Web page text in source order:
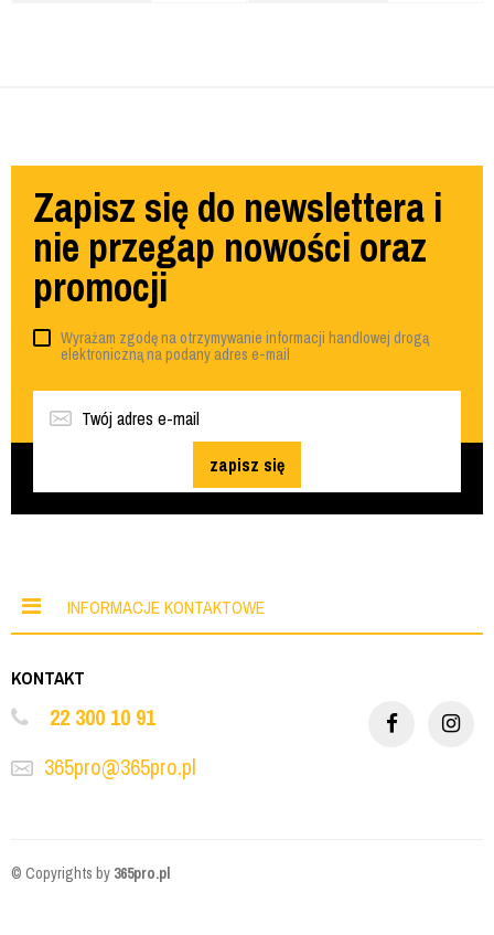
Zapisz się do newslettera i
nie przegap nowości oraz
promocji
Wyrażam zgodę na otrzymywanie informacji handlowej drogą
elektroniczną na podany adres e-mail
zapisz się
INFORMACJE KONTAKTOWE
KONTAKT
22 300 10 91
365pro@365pro.pl
© Copyrights by 365pro.pl